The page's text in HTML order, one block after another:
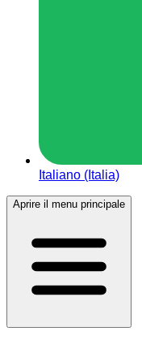
Italiano (Italia)
Aprire il menu principale